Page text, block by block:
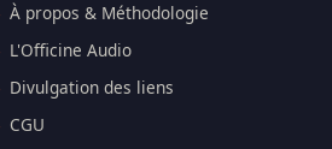
À propos & Méthodologie
L'Officine Audio
Divulgation des liens
CGU